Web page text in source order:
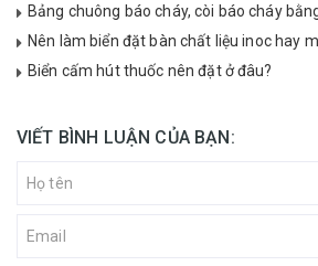
Bảng chuông báo cháy, còi báo cháy
Nên làm biển đặt bàn chất liệu inoc hay
Biển cấm hút thuốc nên đặt ở đâu?
VIẾT BÌNH LUẬN CỦA BẠN: